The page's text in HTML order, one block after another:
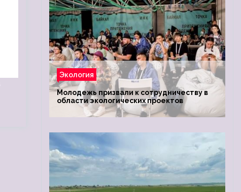
Экология
Молодежь призвали к сотрудничеству в
области экологических проектов